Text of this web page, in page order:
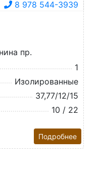
8 978 544-3939
пр.
1
Изолированные
37,77/12/15
10 / 22
Подробнее